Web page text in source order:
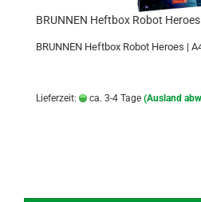
BRUNNEN Heftbox Robot
BRUNNEN Heftbox Robot Heroes |
Lieferzeit: ca. 3-4 Tage (Ausland